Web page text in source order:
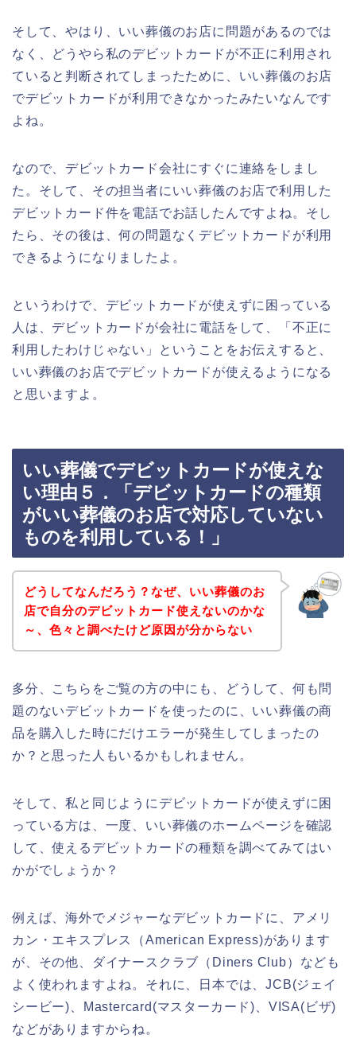
そして、やはり、いい葬儀のお店に問題があるのでは
なく、どうやら私のデビットカードが不正に利用され
ていると判断されてしまったために、いい葬儀のお店
でデビットカードが利用できなかったみたいなんです
よね。
なので、デビットカード会社にすぐに連絡をしまし
た。そして、その担当者にいい葬儀のお店で利用した
デビットカード件を電話でお話したんですよね。そし
たら、その後は、何の問題なくデビットカードが利用
できるようになりましたよ。
というわけで、デビットカードが使えずに困っている
人は、デビットカードが会社に電話をして、「不正に
利用したわけじゃない」ということをお伝えすると、
いい葬儀のお店でデビットカードが使えるようになる
と思いますよ。
いい葬儀でデビットカードが使えな
い理由５．「デビットカードの種類
がいい葬儀のお店で対応していない
ものを利用している！」
どうしてなんだろう？なぜ、いい葬儀のお
店で自分のデビットカード使えないのかな
～、色々と調べたけど原因が分からない
多分、こちらをご覧の方の中にも、どうして、何も問
題のないデビットカードを使ったのに、いい葬儀の商
品を購入した時にだけエラーが発生してしまったの
か？と思った人もいるかもしれません。
そして、私と同じようにデビットカードが使えずに困
っている方は、一度、いい葬儀のホームページを確認
して、使えるデビットカードの種類を調べてみてはい
かがでしょうか？
例えば、海外でメジャーなデビットカードに、アメリ
カン・エキスプレス（American Express)があります
が、その他、ダイナースクラブ（Diners Club）なども
よく使われますよね。それに、日本では、JCB(ジェイ
シービー)、Mastercard(マスターカード)、VISA(ビザ)
などがありますからね。